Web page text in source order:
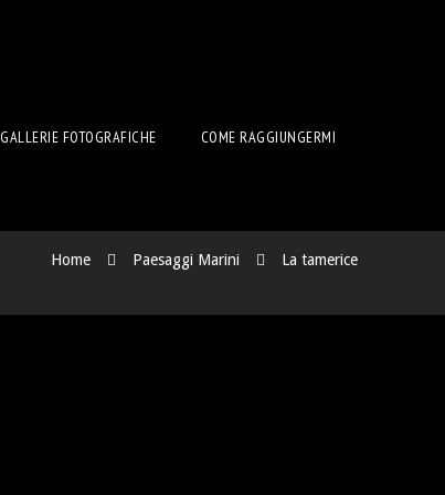
GALLERIE FOTOGRAFICHE COME RAGGIUNGERMI
Home Paesaggi Marini La tamerice